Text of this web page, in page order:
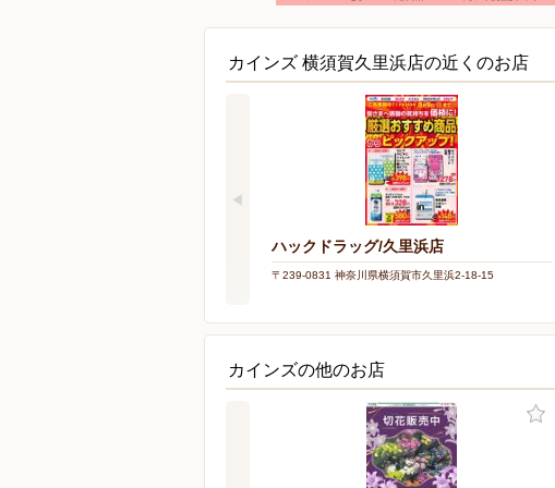
カインズ 横須賀久里浜店の近くのお店
ハックドラッグ/久里浜店
〒239-0831 神奈川県横須賀市久里浜2-18-15
カインズの他のお店